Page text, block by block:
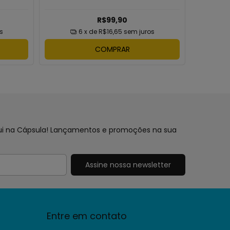
R$99,90
6 x de R$16,65 sem juros
COMPRAR
na Cápsula! Lançamentos e promoções na sua
Entre em contato